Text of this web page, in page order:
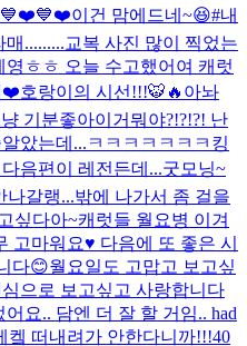
이건 맘에드네~😆#내
.........교복 사진 많이 찍었는
ㅎㅎ 오늘 수고했어여 캐럿
❤️호랑이의 시선!!!🐯🔥 아놔
기분좋아이거뭐야?!?!?! 난
았는데...ㅋㅋㅋㅋㅋㅋㅋ 킹
다음편이 레전든데...굿모닝~
나갈랭...밖에 나가서 좀 걸을
싶다아~캐럿들 월요병 이겨
고마워요♥️ 다음에 또 좋은 시
다😊월요일도 고맙고 보고싶
으로 보고싶고 사랑합니다
어요.. 담엔 더 잘 할 거임.. had
켘 떠내려가 안한다니까!!!40